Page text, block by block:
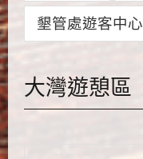
墾管處遊客中心
大灣遊憩區